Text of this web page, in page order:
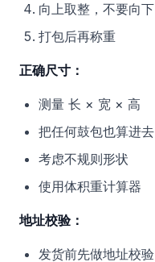
向上取整，不要向下
打包后再称重
正确尺寸：
测量 长 × 宽 × 高
把任何鼓包也算进去
考虑不规则形状
使用体积重计算器
地址校验：
发货前先做地址校验